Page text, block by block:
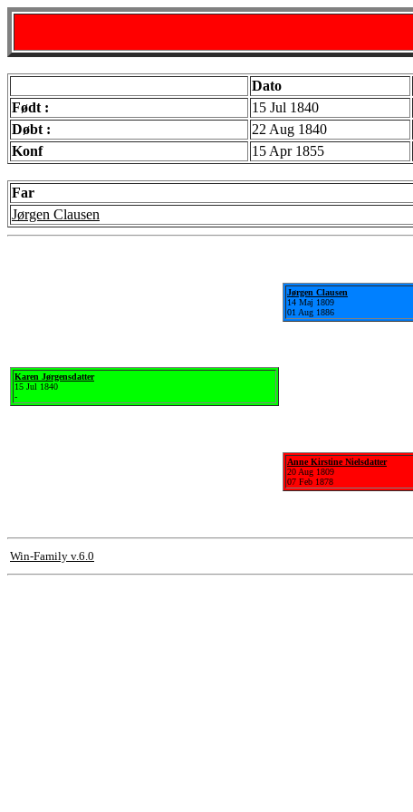
Dato
Født :
15 Jul 1840
Døbt :
22 Aug 1840
Konf
15 Apr 1855
Far
Jørgen Clausen
Karen Jørgensdatter
15 Jul 1840
-
Jørgen Clausen
14 Maj 1809
01 Aug 1886
Anne Kirstine Nielsdatter
20 Aug 1809
07 Feb 1878
Win-Family v.6.0